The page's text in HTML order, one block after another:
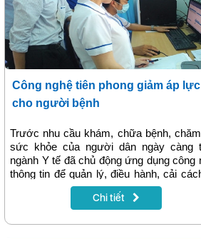
Công nghệ tiên phong giảm áp lực
cho người bệnh
Trước nhu cầu khám, chữa bệnh,
sức khỏe của người dân ngày càng
ngành Y tế đã chủ động ứng dụng công
thông tin để quản lý, điều hành, cải
tục hành chính… Công nghệ đã
chứng tỏ vai trò tiên phong, góp phần
Chi tiết